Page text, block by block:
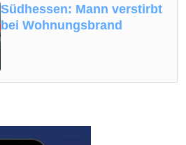
Südhessen: Mann verstirbt
bei Wohnungsbrand